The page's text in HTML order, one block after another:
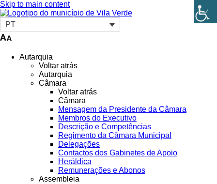
Skip to main content
PT
Autarquia
Voltar atrás
Autarquia
Câmara
Voltar atrás
Câmara
Mensagem da Presidente da Câmara
Membros do Executivo
Descrição e Competências
Regimento da Câmara Municipal
Delegações
Contactos dos Gabinetes de Apoio
Heráldica
Remunerações e Abonos
Assembleia